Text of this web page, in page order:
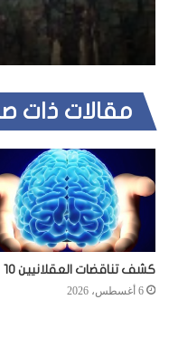
مقالات ذات
كشف تناقضات العقلانيين 10
6 أغسطس، 2026